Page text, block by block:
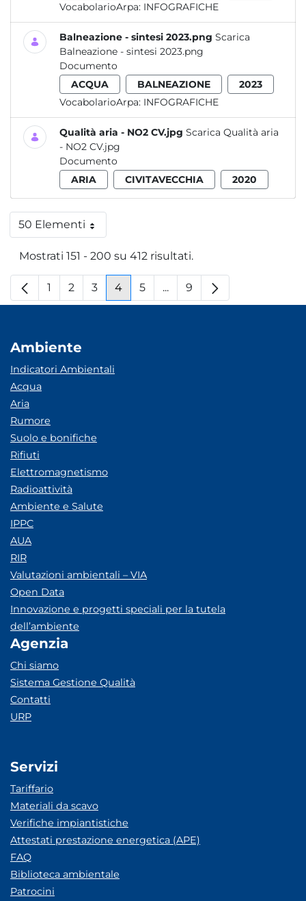
VocabolarioArpa: INFOGRAFICHE
Balneazione - sintesi 2023.png Scarica
Balneazione - sintesi 2023.png
Documento
ACQUA
BALNEAZIONE
2023
VocabolarioArpa: INFOGRAFICHE
Qualità aria - NO2 CV.jpg Scarica Qualità aria
- NO2 CV.jpg
Documento
ARIA
CIVITAVECCHIA 2020
50 ElementiPer pagina
Mostrati 151 - 200 su 412 risultati.
Pagina
1 Pagina
2 Pagina
3 Pagina
4 Pagina
5 ...Pagine intermedie
Pagina
9
Ambiente
Indicatori Ambientali
Acqua
Aria
Rumore
Suolo e bonifiche
Rifiuti
Elettromagnetismo
Radioattività
Ambiente e Salute
IPPC
AUA
RIR
Valutazioni ambientali – VIA
Open Data
Innovazione e progetti speciali per la tutela
dell’ambiente
Agenzia
Chi siamo
Sistema Gestione Qualità
Contatti
URP
Servizi
Tariffario
Materiali da scavo
Verifiche impiantistiche
Attestati prestazione energetica (APE)
FAQ
Biblioteca ambientale
Patrocini